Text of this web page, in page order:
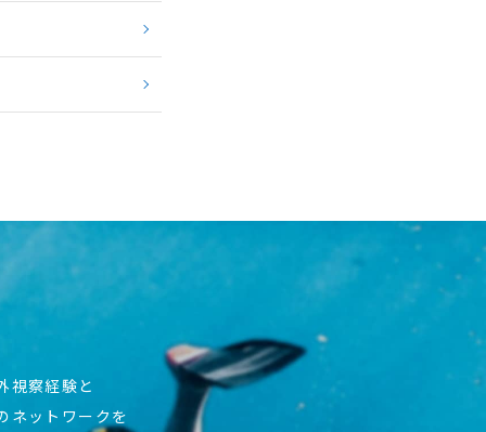
視察経験と
ネットワークを